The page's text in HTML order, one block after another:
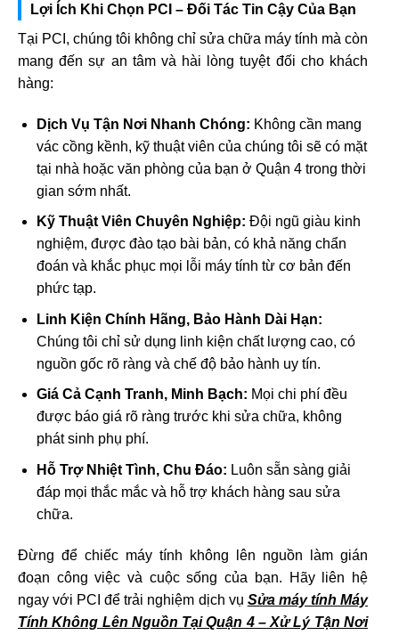
Lợi Ích Khi Chọn PCI – Đối Tác Tin Cậy Của Bạn
Tại PCI, chúng tôi không chỉ sửa chữa máy tính mà còn
mang đến sự an tâm và hài lòng tuyệt đối cho khách
hàng:
Dịch Vụ Tận Nơi Nhanh Chóng: Không cần mang
vác cồng kềnh, kỹ thuật viên của chúng tôi sẽ có mặt
tại nhà hoặc văn phòng của bạn ở Quận 4 trong thời
gian sớm nhất.
Kỹ Thuật Viên Chuyên Nghiệp: Đội ngũ giàu kinh
nghiệm, được đào tạo bài bản, có khả năng chẩn
đoán và khắc phục mọi lỗi máy tính từ cơ bản đến
phức tạp.
Linh Kiện Chính Hãng, Bảo Hành Dài Hạn:
Chúng tôi chỉ sử dụng linh kiện chất lượng cao, có
nguồn gốc rõ ràng và chế độ bảo hành uy tín.
Giá Cả Cạnh Tranh, Minh Bạch: Mọi chi phí đều
được báo giá rõ ràng trước khi sửa chữa, không
phát sinh phụ phí.
Hỗ Trợ Nhiệt Tình, Chu Đáo: Luôn sẵn sàng giải
đáp mọi thắc mắc và hỗ trợ khách hàng sau sửa
chữa.
Đừng để chiếc máy tính không lên nguồn làm gián
đoạn công việc và cuộc sống của bạn. Hãy liên hệ
ngay với PCI để trải nghiệm dịch vụ Sửa máy tính Máy
Tính Không Lên Nguồn Tại Quận 4 – Xử Lý Tận Nơi